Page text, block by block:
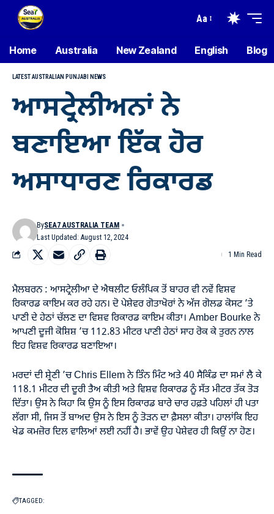
Aa
Home Australia New Zealand English Blog
LATEST AUSTRALIAN PUNJABI NEWS
ਆਸਟ੍ਰੇਲੀਅਨਾਂ ਨੇ
ਬਣਾਇਆ ਇੱਕ ਹੋਰ
ਅਸਾਧਾਰਣ ਰਿਕਾਰਡ
Last Updated: August 12, 2024
BySEA7 AUSTRALIA TEAM
1 Min Read
ਮੈਲਬਰਨ : ਆਸਟ੍ਰੇਲੀਆ ਦੇ ਐਥਲੀਟ ਓਲੰਪਿਕ ਤੋਂ ਬਾਹਰ ਵੀ ਨਵੇਂ ਵਿਸ਼ਵ
ਰਿਕਾਰਡ ਕਾਇਮ ਕਰ ਰਹੇ ਹਨ। ਦੋ ਪੇਸ਼ੇਵਰ ਗੋਤਾਖੋਰਾਂ ਨੇ ਅੱਜ ਗੋਲਡ ਕੋਸਟ ’ਤੇ
ਪਾਣੀ ਦੇ ਹੇਠਾਂ ਚੱਲਣ ਦਾ ਵਿਸ਼ਵ ਰਿਕਾਰਡ ਕਾਇਮ ਕੀਤਾ। Amber Bourke ਨੇ
ਆਪਣੀ ਦੂਜੀ ਕੋਸ਼ਿਸ਼ ’ਚ 112.83 ਮੀਟਰ ਪਾਣੀ ਹੇਠਾਂ ਸਾਹ ਰੋਕ ਕੇ ਤੁਰਨ ਨਾਲ
ਇਹ ਵਿਸ਼ਵ ਰਿਕਾਰਡ ਬਣਾਇਆ।
ਮਰਦਾਂ ਦੀ ਸ਼੍ਰੇਣੀ ’ਚ Chris Ellem ਨੇ ਤਿੰਨ ਮਿੰਟ ਅਤੇ 40 ਸੈਕਿੰਡ ਦਾ ਸਮਾਂ ਲੈ ਕੇ
118.1 ਮੀਟਰ ਦੀ ਦੂਰੀ ਤੈਅ ਕੀਤੀ ਅਤੇ ਵਿਸ਼ਵ ਰਿਕਾਰਡ ਨੂੰ ਸੱਤ ਮੀਟਰ ਤੱਕ ਤੋੜ
ਦਿੱਤਾ। ਉਸ ਨੇ ਕਿਹਾ ਕਿ ਉਸ ਨੂੰ ਇਸ ਰਿਕਾਰਡ ਬਾਰੇ ਚਾਰ ਹਫ਼ਤੇ ਪਹਿਲਾਂ ਹੀ ਪਤਾ
ਲੱਗਾ ਸੀ, ਜਿਸ ਤੋਂ ਬਾਅਦ ਉਸ ਨੇ ਇਸ ਨੂੰ ਤੋੜਨ ਦਾ ਫ਼ੈਸਲਾ ਕੀਤਾ। ਹਾਲਾਂਕਿ ਇਹ
ਖੇਡ ਕਮਜ਼ੋਰ ਦਿਲ ਵਾਲਿਆਂ ਲਈ ਨਹੀਂ ਹੈ। ਭਾਵੇਂ ਉਹ ਪੇਸ਼ੇਵਰ ਹੀ ਕਿਉਂ ਨਾ ਹੋਣ।
TAGGED: